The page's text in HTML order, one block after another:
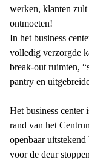
werken, klanten zult
ontmoeten!
In het business
volledig verzorgde
break-out ruimten,
pantry en
Het business center
rand van het
openbaar
voor de deur